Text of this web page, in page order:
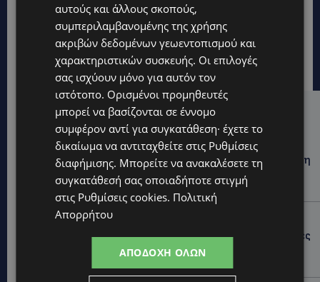
Hot this week
UPDATES
ΦΕΙΔΙΑΣ ΠΑΝΑΓΙΩΤΟΥ: Η εμφάνισή του στην εκδήλωση
για Ισαάκ και Σολωμού προκάλεσε αντιδράσεις –
«Ασέβεια προς τους νεκρούς»-(Φώτο)
UPDATES
ΔΗΜΟΣ ΛΑΤΣΙΩΝ – ΓΕΡΙΟΥ: Πάνω από 8.000 υπογραφές
κατά των Δομών Ανηλίκων – Ζητούν γραπτή
αυτούς και άλλους σκοπούς,
συμπεριλαμβανομένης της χρήσης
ακριβών δεδομένων γεωεντοπισμού και
χαρακτηριστικών συσκευής. Οι επιλογές
σας ισχύουν μόνο για αυτόν τον
ιστότοπο. Ορισμένοι προμηθευτές
μπορεί να βασίζονται σε έννομο
συμφέρον αντί για συγκατάθεση· έχετε το
δικαίωμα να αντιταχθείτε στις Ρυθμίσεις
διαφήμισης. Μπορείτε να ανακαλέσετε τη
συγκατάθεσή σας οποιαδήποτε στιγμή
στις Ρυθμίσεις cookies. Πολιτική
Απορρήτου
ΑΠΟΔΟΧΉ ΌΛΩΝ